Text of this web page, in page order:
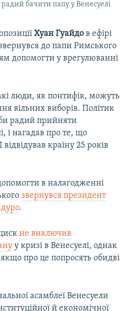
бачити папу у Венесуелі
Хуан Гуайдо в ефірі
до папи Римського
допомогти у врегулюванні
люди, як понтифік, можуть
вільних виборів. Політик
радий прийняти
і нагадав про те, що
країну 25 років
в налагодженні
звернувся президент
.
не виключив
у кризі в Венесуелі, однак
про це попросять обидві
асамблеї Венесуели
й економічної